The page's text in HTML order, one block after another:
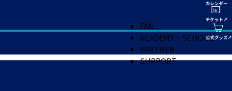
FAN
ACADEMY・SCHOOL
PARTNER
SUPPORT